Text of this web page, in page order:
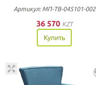
Артикул: МП-ТВ-045101-002
36 570 KZT
Купить